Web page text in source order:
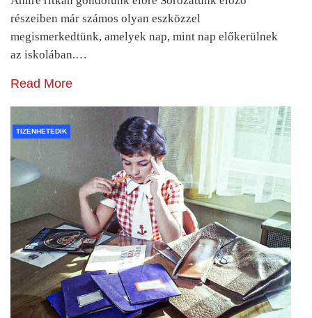
részeiben már számos olyan eszközzel
megismerkedtünk, amelyek nap, mint nap előkerülnek
az iskolában.…
Read More
TIZENHETEDIK